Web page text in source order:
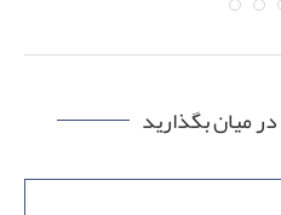
در میان بگذارید